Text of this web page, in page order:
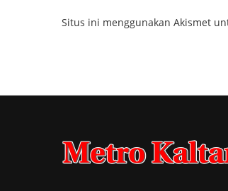
Situs ini menggunakan Akismet